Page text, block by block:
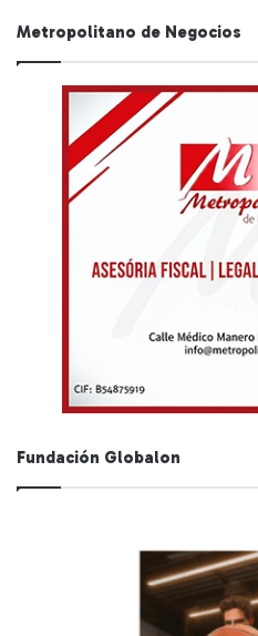
Metropolitano de Negocios
Fundación Globalon